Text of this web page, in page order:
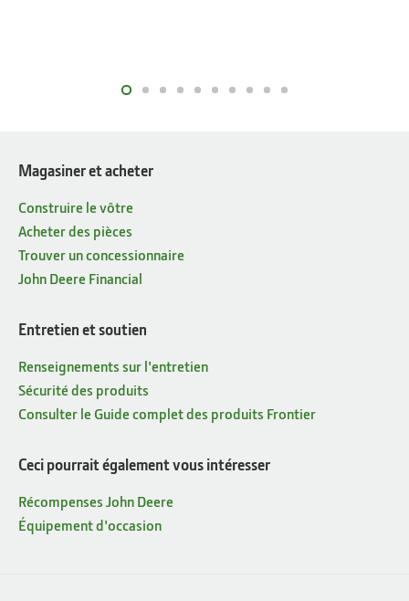
Magasiner et acheter
Construire le vôtre
Acheter des pièces
Trouver un concessionnaire
John Deere Financial
Entretien et soutien
Renseignements sur l'entretien
Sécurité des produits
Consulter le Guide complet des produits Frontier
Ceci pourrait également vous intéresser
Récompenses John Deere
Équipement d'occasion